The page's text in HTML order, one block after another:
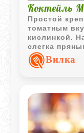
Коктейль
Простой
томатным
кислинкой.
слегка
неспешной
бокале.Вилка